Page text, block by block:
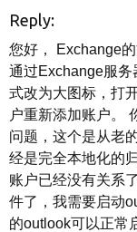
Reply:
您好， Exchange
通过Exchange服
式改为大图标，打
户重新添加账户。
问题，这个是从老
经是完全本地化的
账户已经没有关系
件了，我需要启动
的outlook可以正常